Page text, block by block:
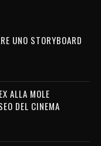
UNO STORYBOARD
ALLA MOLE
DEL CINEMA